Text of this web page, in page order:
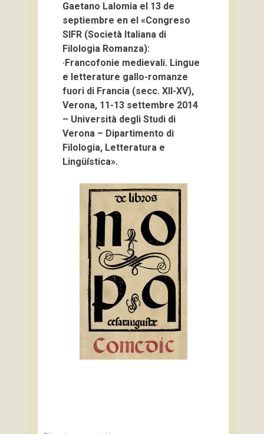
Gaetano Lalomia el 13 de
septiembre en el «Congreso
SIFR (Società Italiana di
Filologia Romanza):
·Francofonie medievali. Lingue
e letterature gallo-romanze
fuori di Francia (secc. XII-XV),
Verona, 11-13 settembre 2014
– Università degli Studi di
Verona – Dipartimento di
Filologia, Letteratura e
Lingüística».